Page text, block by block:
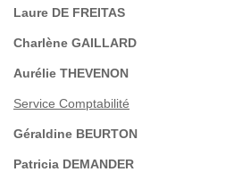
Laure DE FREITAS
Charlène GAILLARD
Aurélie THEVENON
Service Comptabilité
Géraldine BEURTON
Patricia DEMANDER